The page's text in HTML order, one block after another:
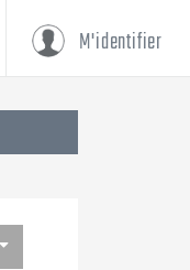
M'identifier